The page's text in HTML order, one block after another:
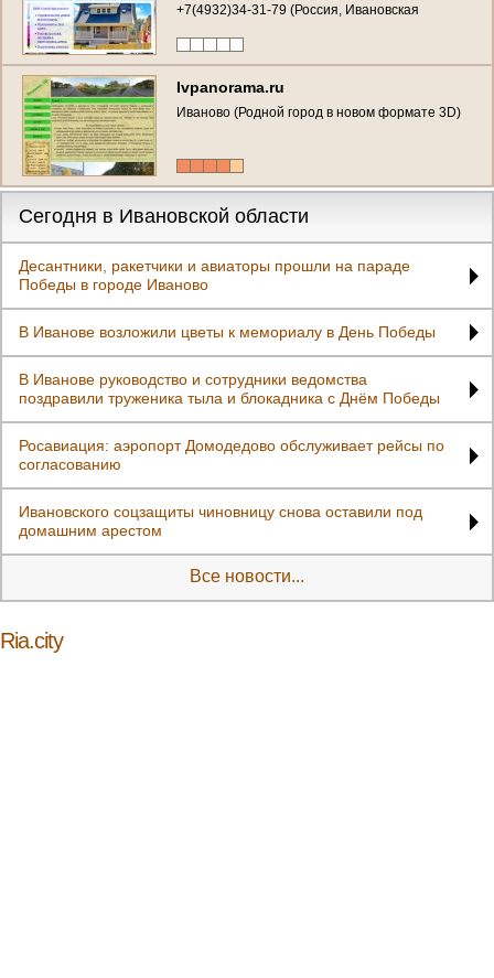
+7(4932)34-31-79 (Россия, Ивановская
Ivpanorama.ru
Иваново (Родной город в новом формате 3D)
Сегодня в Ивановской области
Десантники, ракетчики и авиаторы прошли на параде
Победы в городе Иваново
В Иванове возложили цветы к мемориалу в День Победы
В Иванове руководство и сотрудники ведомства
поздравили труженика тыла и блокадника с Днём Победы
Росавиация: аэропорт Домодедово обслуживает рейсы по
согласованию
Ивановского соцзащиты чиновницу снова оставили под
домашним арестом
Все новости...
Ria.city